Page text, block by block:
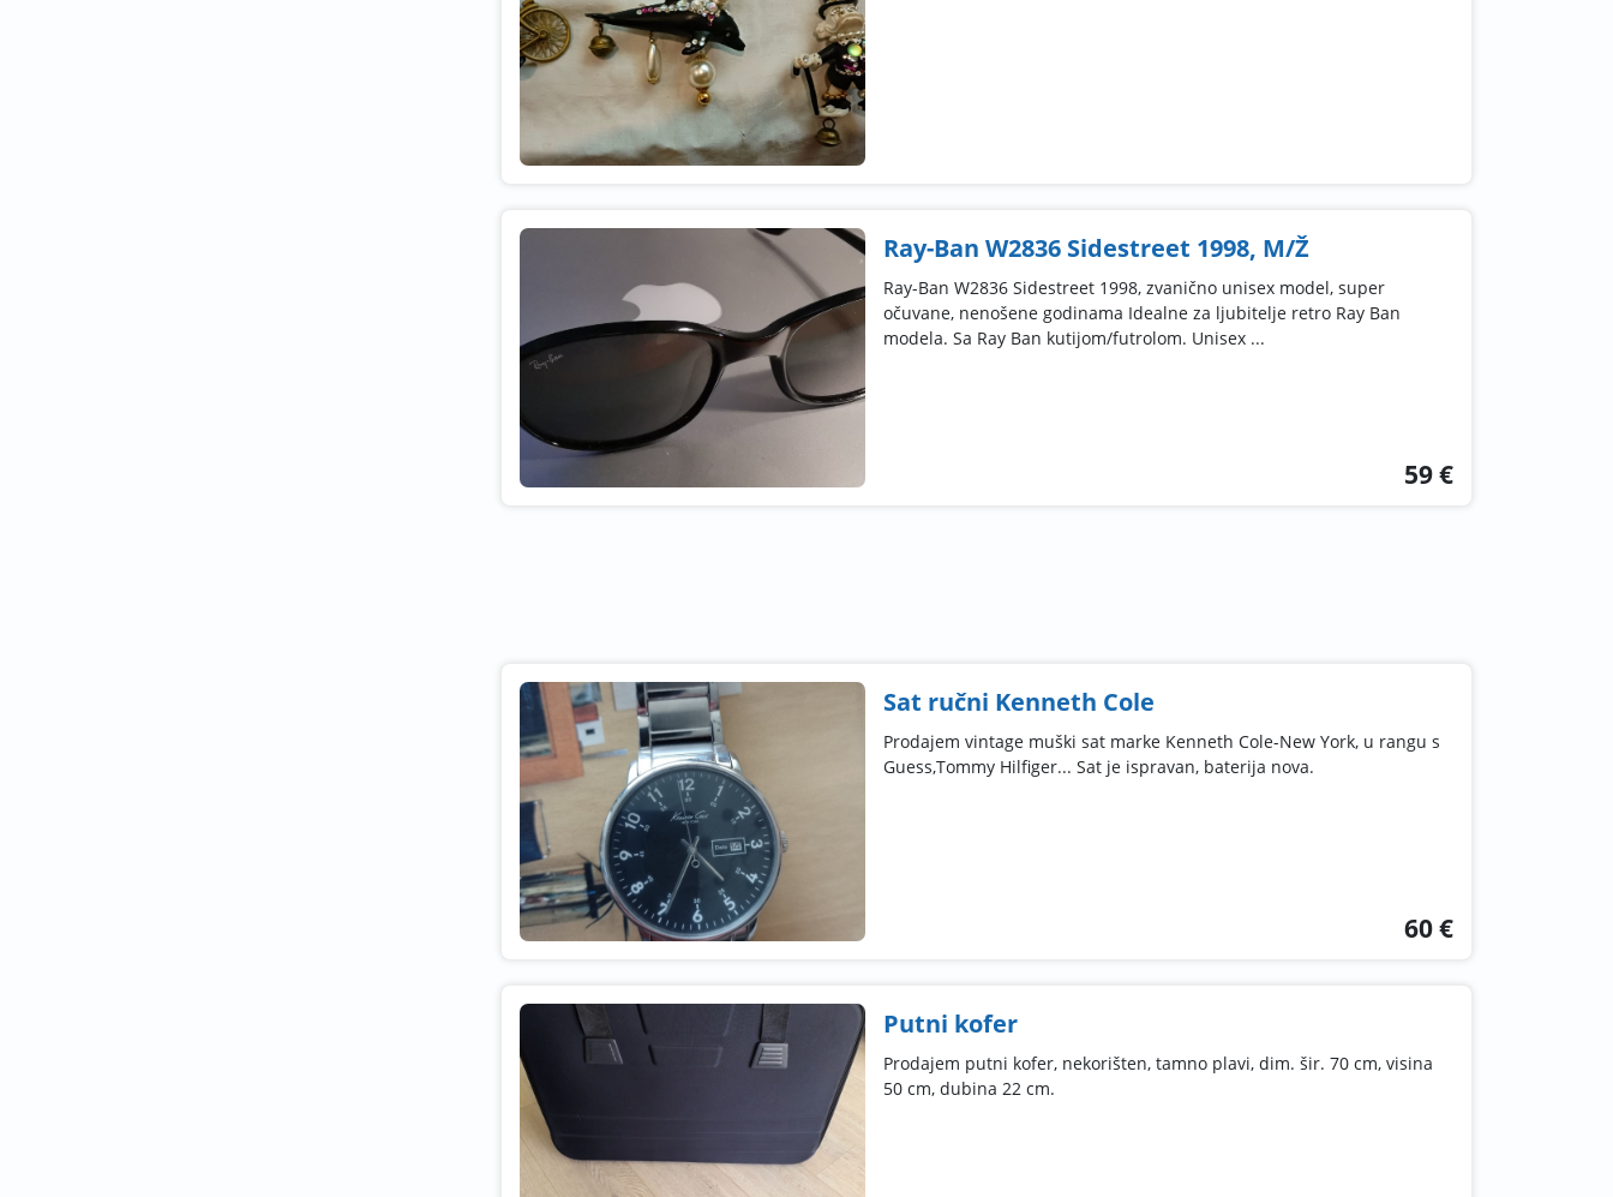
Ray-Ban W2836 Sidestreet 1998, M/Ž
Ray-Ban W2836 Sidestreet 1998, zvanično unisex model, super
očuvane, nenošene godinama Idealne za ljubitelje retro Ray Ban
modela. Sa Ray Ban kutijom/futrolom. Unisex ...
59 €
Sat ručni Kenneth Cole
Prodajem vintage muški sat marke Kenneth Cole-New York, u rangu s
Guess,Tommy Hilfiger... Sat je ispravan, baterija nova.
60 €
Putni kofer
Prodajem putni kofer, nekorišten, tamno plavi, dim. šir. 70 cm, visina
50 cm, dubina 22 cm.